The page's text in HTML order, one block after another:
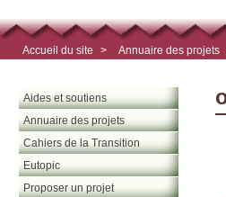
Accueil du site > Annuaire des projets
Aides et soutiens
Annuaire des projets
Cahiers de la Transition
Eutopic
Proposer un projet